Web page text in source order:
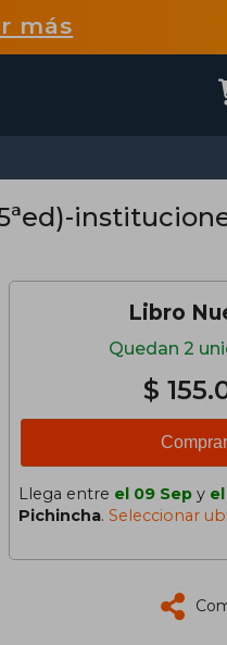
más
Libro
Quedan 2
$
Comprar
Llega entre el 09 Sep y
Pichincha. Seleccionar